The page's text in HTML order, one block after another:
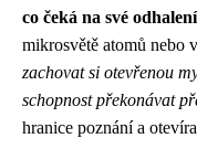
co čeká na své
mikrosvětě atomů nebo
zachovat si otevřenou
schopnost překonávat
hranice poznání a